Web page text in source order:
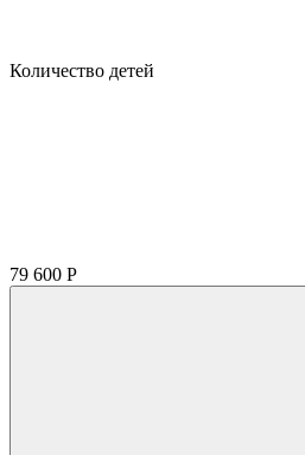
Количество детей
79 600 Р